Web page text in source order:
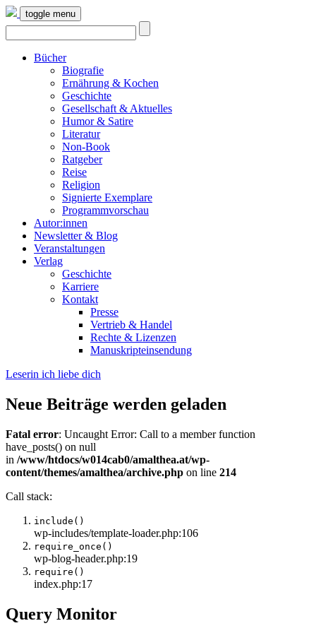
toggle menu
Bücher
Biografie
Ernährung & Kochen
Geschichte
Gesellschaft & Aktuelles
Humor & Satire
Literatur
Non-Book
Ratgeber
Reise
Religion
Signierte Exemplare
Programmvorschau
Autor:innen
Newsletter & Blog
Veranstaltungen
Verlag
Geschichte
Karriere
Kontakt
Presse
Vertrieb & Handel
Rechte & Lizenzen
Manuskripteinsendung
Leserin ich liebe dich
Neue Beiträge werden geladen
Fatal error: Uncaught Error: Call to a member function
have_posts() on null
in /www/htdocs/w014cab0/amalthea.at/wp-
content/themes/amalthea/archive.php on line 214
Call stack:
include()
wp-includes/template-loader.php:106
require_once()
wp-blog-header.php:19
require()
index.php:17
Query Monitor